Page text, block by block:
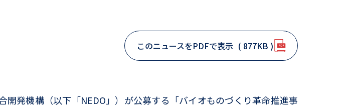
このニュースをPDFで表示 ( 877KB )
発機構（以下「NEDO」）が公募する「バイオものづくり革命推進事